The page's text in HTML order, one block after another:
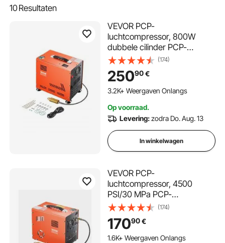
10Resultaten
VEVOR PCP-
luchtcompressor, 800W
dubbele cilinder PCP-
luchtbukscompressor, 310
bar/30 MPa met ingebouwde
ventilator, automatische stop
| Olievrije
voor luchtbuks, duikfles
(174)
25090€
103 in Winkelwagen
3.2K+ Weergaven Onlangs
3.2K+ Weergaven Onlangs
Op voorraad.
Levering:zodra Do. Aug. 13
In winkelwagen
VEVOR PCP-
luchtcompressor, 4500
PSI/30 MPa PCP-
luchtbukscompressor met
ingebouwde omvormer en
ventilatorkoelsysteem, Auto-
Stop DC12V/AC230V
(174)
17090€
1.6K+ Weergaven Onlangs